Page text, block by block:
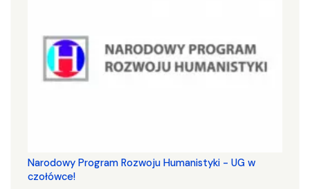
Narodowy Program Rozwoju Humanistyki - UG w
czołówce!